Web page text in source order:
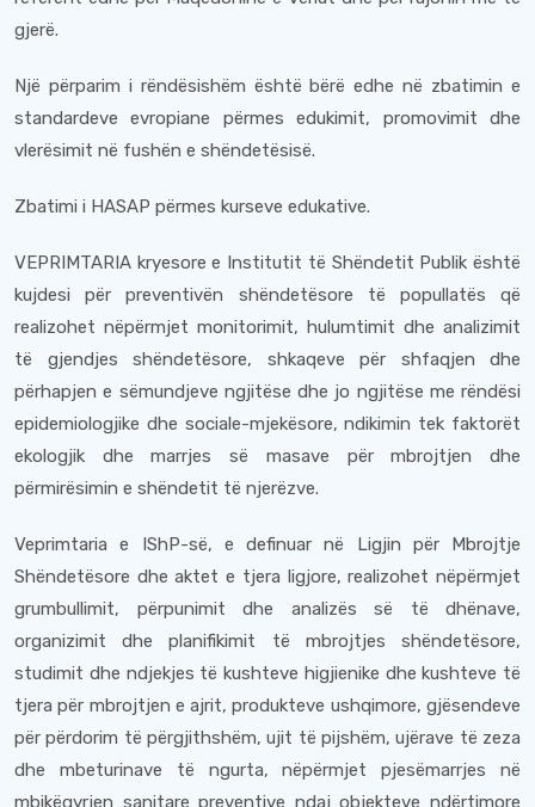
gjerë.
Një përparim i rëndësishëm është bërë edhe në zbatimin e
standardeve evropiane përmes edukimit, promovimit dhe
vlerësimit në fushën e shëndetësisë.
Zbatimi i HASAP përmes kurseve edukative.
VEPRIMTARIA kryesore e Institutit të Shëndetit Publik është
kujdesi për preventivën shëndetësore të popullatës që
realizohet nëpërmjet monitorimit, hulumtimit dhe analizimit
të gjendjes shëndetësore, shkaqeve për shfaqjen dhe
përhapjen e sëmundjeve ngjitëse dhe jo ngjitëse me rëndësi
epidemiologjike dhe sociale-mjekësore, ndikimin tek faktorët
ekologjik dhe marrjes së masave për mbrojtjen dhe
përmirësimin e shëndetit të njerëzve.
Veprimtaria e IShP-së, e definuar në Ligjin për Mbrojtje
Shëndetësore dhe aktet e tjera ligjore, realizohet nëpërmjet
grumbullimit, përpunimit dhe analizës së të dhënave,
organizimit dhe planifikimit të mbrojtjes shëndetësore,
studimit dhe ndjekjes të kushteve higjienike dhe kushteve të
tjera për mbrojtjen e ajrit, produkteve ushqimore, gjësendeve
për përdorim të përgjithshëm, ujit të pijshëm, ujërave të zeza
dhe mbeturinave të ngurta, nëpërmjet pjesëmarrjes në
mbikëqyrjen sanitare preventive ndaj objekteve ndërtimore